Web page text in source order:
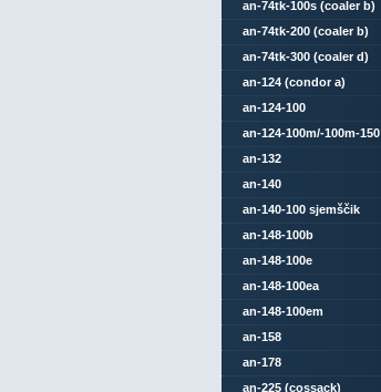
an-74tk-100s (coaler b)
an-74tk-200 (coaler b)
an-74tk-300 (coaler d)
an-124 (condor a)
an-124-100
an-124-100m/-100m-150
an-132
an-140
an-140-100 sjemščik
an-148-100b
an-148-100e
an-148-100ea
an-148-100em
an-158
an-178
an-225 (cossack)